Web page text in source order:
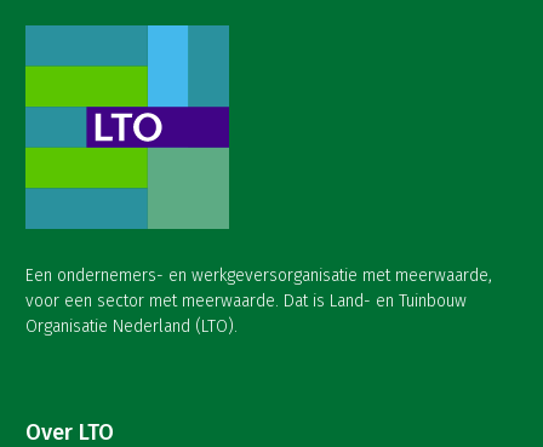
Een ondernemers- en werkgeversorganisatie met meerwaarde,
voor een sector met meerwaarde. Dat is Land- en Tuinbouw
Organisatie Nederland (LTO).
Over LTO